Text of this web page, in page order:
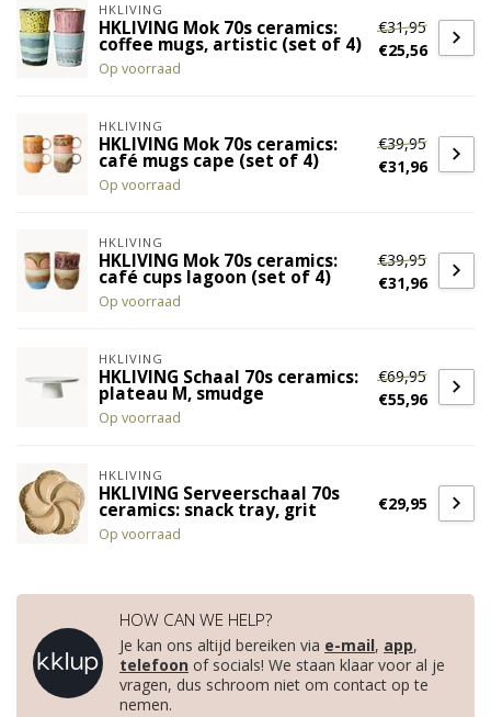
HKLIVING
HKLIVING Mok 70s ceramics:
coffee mugs, artistic (set of 4)
Op voorraad
€31,95
€25,56
HKLIVING
HKLIVING Mok 70s ceramics:
café mugs cape (set of 4)
Op voorraad
€39,95
€31,96
HKLIVING
HKLIVING Mok 70s ceramics:
café cups lagoon (set of 4)
Op voorraad
€39,95
€31,96
HKLIVING
HKLIVING Schaal 70s ceramics:
plateau M, smudge
Op voorraad
€69,95
€55,96
HKLIVING
HKLIVING Serveerschaal 70s
ceramics: snack tray, grit
Op voorraad
€29,95
HOW CAN WE HELP?
Je kan ons altijd bereiken via e-mail, app,
telefoon of socials! We staan klaar voor al je
vragen, dus schroom niet om contact op te
nemen.